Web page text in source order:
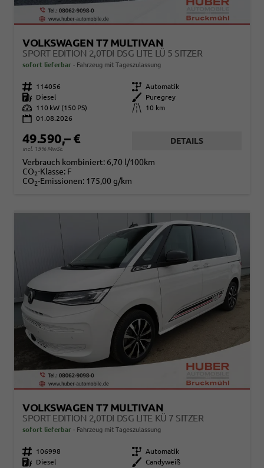
VOLKSWAGEN T7 MULTIVAN
SPORT EDITION 2,0TDI DSG LITE LÜ 5 SITZER
sofort lieferbar Fahrzeug mit Tageszulassung
Fahrzeugnr. 114056 Getriebe Automatik
Kraftstoff
Diesel Außenfarbe
Puregrey
Leistung
110 kW (150 PS) Kilometerstand
10 km
01.08.2026
49.590,– €
incl. 19% MwSt.
DETAILS
Verbrauch kombiniert: 6,70 l/100km
CO2-Klasse: F
CO2-Emissionen: 175,00 g/km
VOLKSWAGEN T7 MULTIVAN
SPORT EDITION 2,0TDI DSG LITE KÜ 7 SITZER
sofort lieferbar Fahrzeug mit Tageszulassung
Fahrzeugnr. 106998 Getriebe Automatik
Kraftstoff
Diesel Außenfarbe
Candyweiß